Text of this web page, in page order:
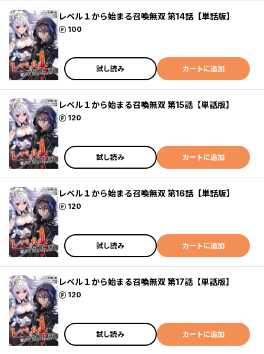
レベル１から始まる召喚無双 第14話【単話版】
100
ポイント
試し読み カートに追加
レベル１から始まる召喚無双 第15話【単話版】
120
ポイント
試し読み カートに追加
レベル１から始まる召喚無双 第16話【単話版】
120
ポイント
試し読み カートに追加
レベル１から始まる召喚無双 第17話【単話版】
120
ポイント
試し読み カートに追加